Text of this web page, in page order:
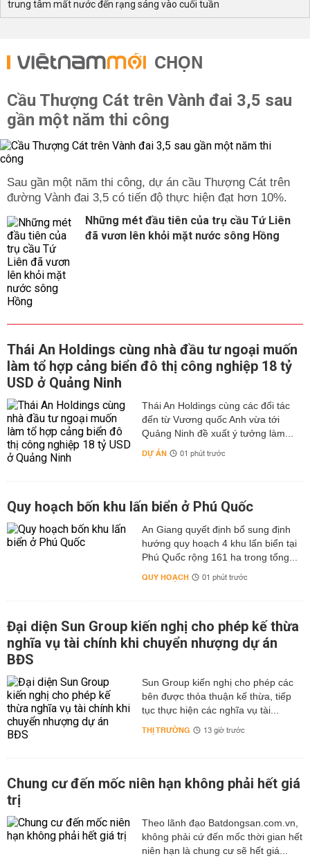
trung tâm mất nước đến rạng sáng vào cuối tuần
CHỌN
Cầu Thượng Cát trên Vành đai 3,5 sau
gần một năm thi công
Sau gần một năm thi công, dự án cầu Thượng Cát trên
đường Vành đai 3,5 có tiến độ thực hiện đạt hơn 10%.
Những mét đầu tiên của trụ cầu Tứ Liên
đã vươn lên khỏi mặt nước sông Hồng
Thái An Holdings cùng nhà đầu tư ngoại muốn
làm tổ hợp cảng biển đô thị công nghiệp 18 tỷ
USD ở Quảng Ninh
Thái An Holdings cùng các đối tác
đến từ Vương quốc Anh vừa tới
Quảng Ninh đề xuất ý tưởng làm...
DỰ ÁN 01 phút trước
Quy hoạch bốn khu lấn biển ở Phú Quốc
An Giang quyết định bổ sung định
hướng quy hoạch 4 khu lấn biển tại
Phú Quốc rộng 161 ha trong tổng...
QUY HOẠCH 01 phút trước
Đại diện Sun Group kiến nghị cho phép kế thừa
nghĩa vụ tài chính khi chuyển nhượng dự án
BĐS
Sun Group kiến nghị cho phép các
bên được thỏa thuận kế thừa, tiếp
tục thực hiện các nghĩa vụ tài...
THỊ TRƯỜNG 13 giờ trước
Chung cư đến mốc niên hạn không phải hết giá
trị
Theo lãnh đạo Batdongsan.com.vn,
không phải cứ đến mốc thời gian hết
niên hạn là chung cư sẽ hết giá...